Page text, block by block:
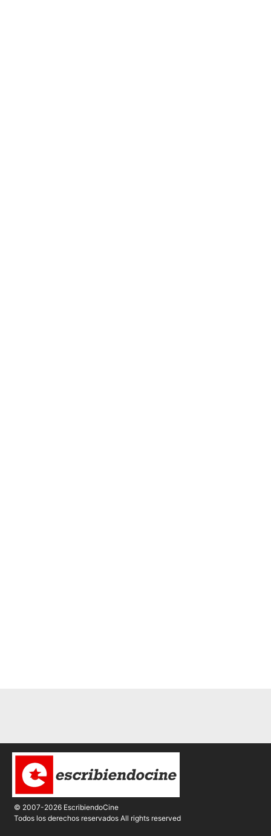
© 2007-2026 EscribiendoCine
Todos los derechos reservados All rights reserved